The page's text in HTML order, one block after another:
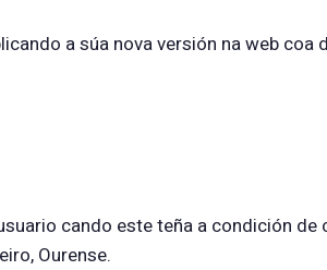
a súa nova versión na web coa
cando este teña a condición de
Ourense.